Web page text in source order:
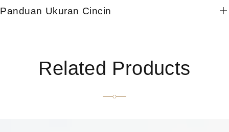
Panduan Ukuran Cincin
Related Products